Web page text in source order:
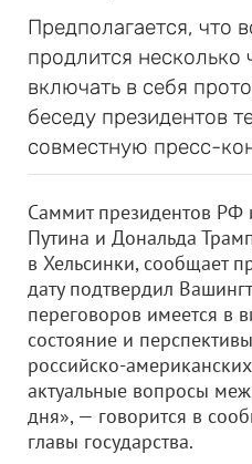
Предполагается, что
продлится несколько
включать в себя
беседу президентов
совместную пресс-
Саммит президентов
Путина и Дональда
в Хельсинки, сообщает
дату подтвердил
переговоров имеется в
состояние и
российско-
актуальные вопросы
дня», — говорится в
главы государства.